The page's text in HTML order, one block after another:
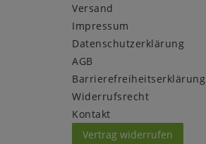
Versand
Impressum
Daten­schutz­erklärung
AGB
Barrierefreiheitserklärung
Widerrufs­recht
Kontakt
Vertrag widerrufen